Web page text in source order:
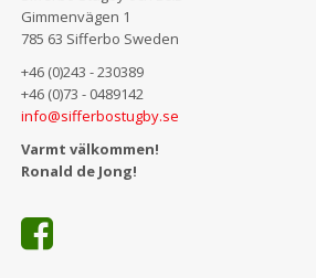
Gimmenvägen 1
785 63 Sifferbo Sweden
+46 (0)243 - 230389
+46 (0)73 - 0489142
info@sifferbostugby.se
Varmt välkommen!
Ronald de Jong!